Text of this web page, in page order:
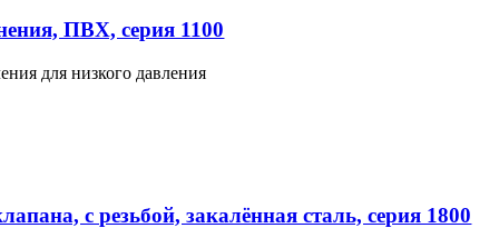
ПВХ, серия 1100
для низкого давления
с резьбой, закалённая сталь, серия 1800